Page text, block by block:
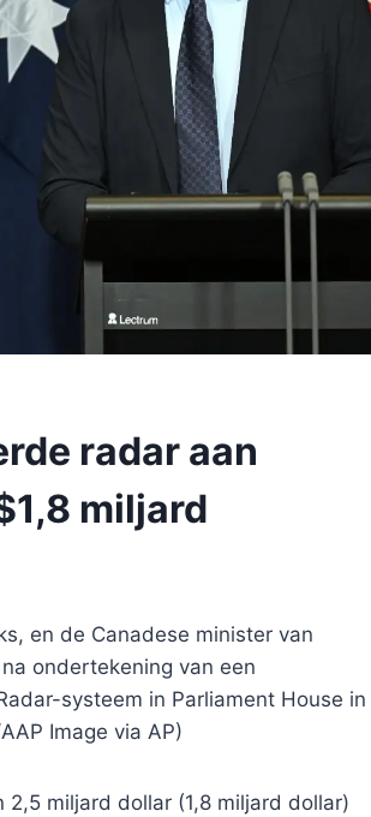
radar aan
miljard
en de Canadese minister van
ondertekening van een
systeem in Parliament House in
Image via AP)
miljard dollar (1,8 miljard dollar)